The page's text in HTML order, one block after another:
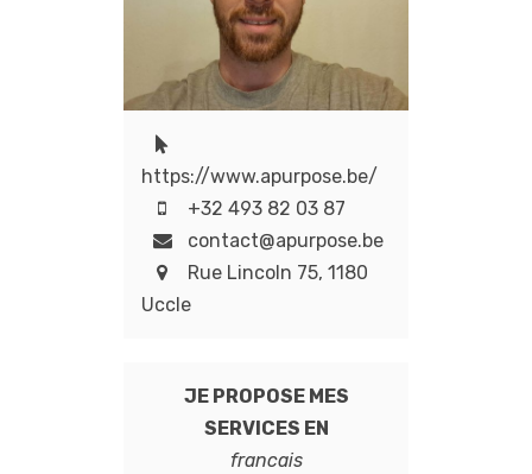
https://www.apurpose.be/
+32 493 82 03 87
contact@apurpose.be
Rue Lincoln 75, 1180
Uccle
JE PROPOSE MES
SERVICES EN
francais